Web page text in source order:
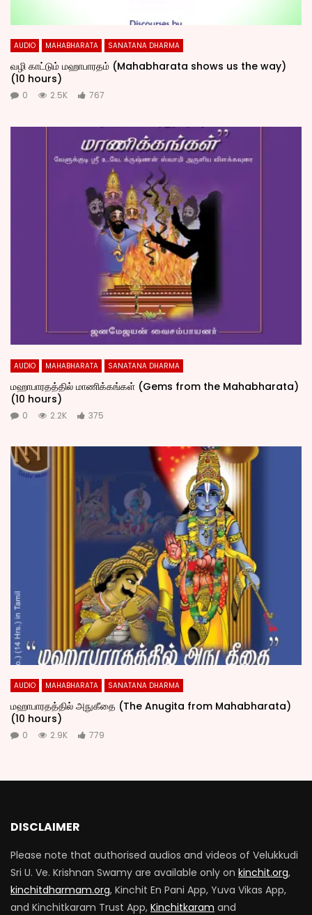
AUDIO MAHABHARATA SANATANA DHARMA
வழி காட்டும் மஹாபாரதம் (Mahabharata shows us the way)
(10 hours)
0 2.5K 767
AUDIO MAHABHARATA SANATANA DHARMA
மஹாபாரதத்தில் மாணிக்கங்கள் (Gems from the Mahabharata)
(10 hours)
0 2.2K 375
AUDIO MAHABHARATA SANATANA DHARMA
மஹாபாரதத்தில் அநுகீதை (The Anugita from Mahabharata)
(10 hours)
0 2.9K 779
DISCLAIMER
Please note that authorised audios and videos of Velukkudi
Sri U. Ve. Krishnan Swamy are available only on kinchit.org,
kinchitdharmam.org, Kinchit En Pani App, Yuva Vikas App,
and Kinchitkaram Trust App, Kinchitkaram and